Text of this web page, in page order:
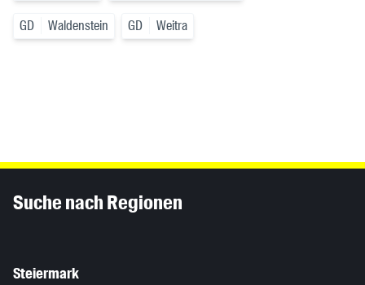
GD Waldenstein GD Weitra
Suche nach Regionen
Steiermark